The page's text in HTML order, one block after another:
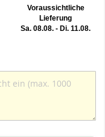
Voraussichtliche
Lieferung
Sa. 08.08. - Di. 11.08.